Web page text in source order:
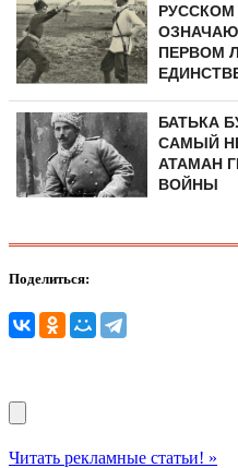
РУССКОМ
ПЕРВОМ
БАТЬКА
САМЫЙ
АТАМАН
ВОЙНЫ
Поделиться:
Читать рекламные статьи! »